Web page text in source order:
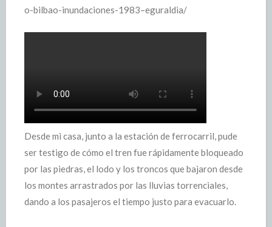
o-bilbao-inundaciones-1983–eguraldia/
Desde mi casa, junto a la estación de ferrocarril, pude
ser testigo de cómo el tren fue rápidamente bloqueado
por las piedras, el lodo y los troncos que bajaron desde
los montes arrastrados por las lluvias torrenciales,
dando a los pasajeros el tiempo justo para evacuarlo.